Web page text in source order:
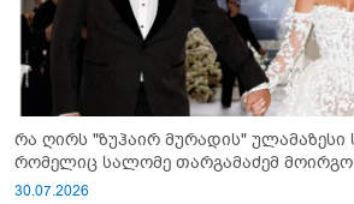
რა ღირს "ზუჰაირ მურადის" ულამაზესი საქორწინო კაბა,
რომელიც სალომე თარგამაძემ მოირგო
30.07.2026